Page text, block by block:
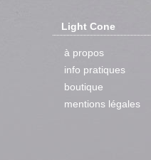
Light Cone
à propos
info pratiques
boutique
mentions légales